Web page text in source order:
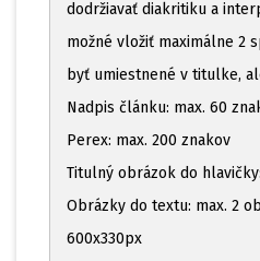
dodržiavať diakritiku a
možné vložiť maximálne 2
byť umiestnené v titulke,
Nadpis článku: max. 60
Perex: max. 200 znakov
Titulný obrázok do
Obrázky do textu: max. 2
600x330px